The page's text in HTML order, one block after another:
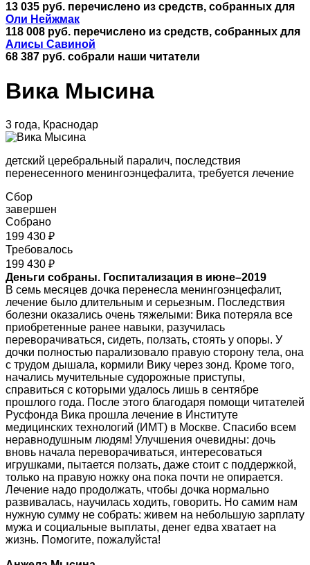
13 035 руб. перечислено из средств, собранных для
Оли Нейжмак
118 008 руб. перечислено из средств, собранных для
Алисы Савиной
68 387 руб. собрали наши читатели
Вика Мысина
3 года, Краснодар
детский церебральный паралич, последствия
перенесенного менингоэнцефалита, требуется лечение
Сбор
завершен
Собрано
199 430 ₽
Требовалось
199 430 ₽
Деньги собраны. Госпитализация в июне–2019
В семь месяцев дочка перенесла менингоэнцефалит,
лечение было длительным и серьезным. Последствия
болезни оказались очень тяжелыми: Вика потеряла все
приобретенные ранее навыки, разучилась
переворачиваться, сидеть, ползать, стоять у опоры. У
дочки полностью парализовало правую сторону тела, она
с трудом дышала, кормили Вику через зонд. Кроме того,
начались мучительные судорожные приступы,
справиться с которыми удалось лишь в сентябре
прошлого года. После этого благодаря помощи читателей
Русфонда Вика прошла лечение в Институте
медицинских технологий (ИМТ) в Москве. Спасибо всем
неравнодушным людям! Улучшения очевидны: дочь
вновь начала переворачиваться, интересоваться
игрушками, пытается ползать, даже стоит с поддержкой,
только на правую ножку она пока почти не опирается.
Лечение надо продолжать, чтобы дочка нормально
развивалась, научилась ходить, говорить. Но самим нам
нужную сумму не собрать: живем на небольшую зарплату
мужа и социальные выплаты, денег едва хватает на
жизнь. Помогите, пожалуйста!